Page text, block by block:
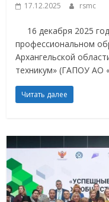
17.12.2025 rsmc
16 декабря 2025
профессиональном
Архангельской
техникум» (ГАПОУ АО
Читать далее